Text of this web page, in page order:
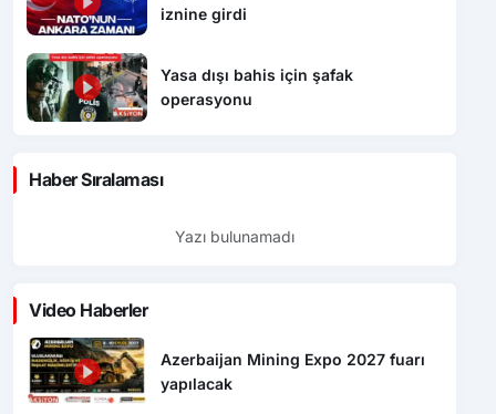
iznine girdi
Yasa dışı bahis için şafak
operasyonu
Haber Sıralaması
Yazı bulunamadı
Video Haberler
Azerbaijan Mining Expo 2027 fuarı
yapılacak